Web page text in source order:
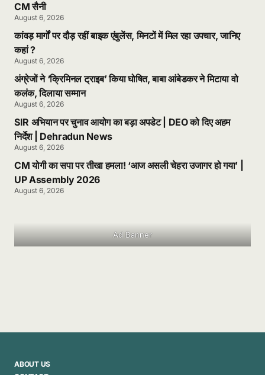
CM सैनी
August 6, 2026
कांवड़ मार्गों पर दौड़ रहीं बाइक एंबुलेंस, मिनटों में मिल रहा उपचार, जानिए
कहां ?
August 6, 2026
अंग्रेजों ने ‘क्रिमिनल ट्राइब’ किया घोषित, बाबा आंबेडकर ने मिटाया वो
कलंक, दिलाया सम्मान
August 6, 2026
SIR अभियान पर चुनाव आयोग का बड़ा अपडेट | DEO को दिए अहम
निर्देश | Dehradun News
August 6, 2026
CM योगी का सपा पर तीखा हमला! ‘आज असली चेहरा उजागर हो गया’ |
UP Assembly 2026
August 6, 2026
Ad Banner
ABOUT US